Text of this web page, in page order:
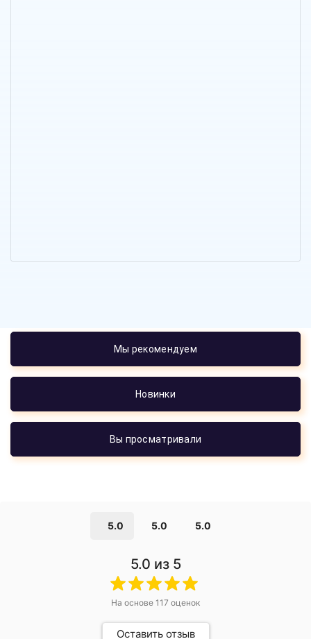
Мы рекомендуем
Новинки
Вы просматривали
5.0 5.0
5.0 из 5
На основе 117 оценок
Оставить отзыв